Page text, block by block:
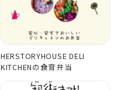
HERSTORYHOUSE DELI
KITCHENの食育弁当